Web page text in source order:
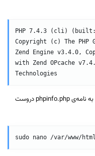
PHP 7.4.3 (cli) (built:
Copyright (c) The PHP
Zend Engine v3.4.0,
with Zend OPcache
Technologies
هەروەها بۆ تاقیکردنەوەی php دەتوانن پەڕگەیێک بە نامەی phpinfo.php دروست
sudo nano /var/www/